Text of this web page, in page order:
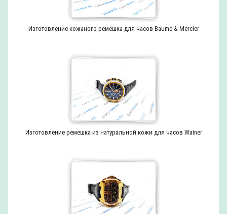
Изготовление кожаного ремешка для часов Baume & Mercier
Изготовление ремешка из натуральной кожи для часов Wainer